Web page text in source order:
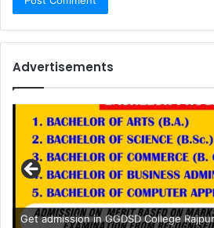
Advertisements
Get admission in GGDSD College